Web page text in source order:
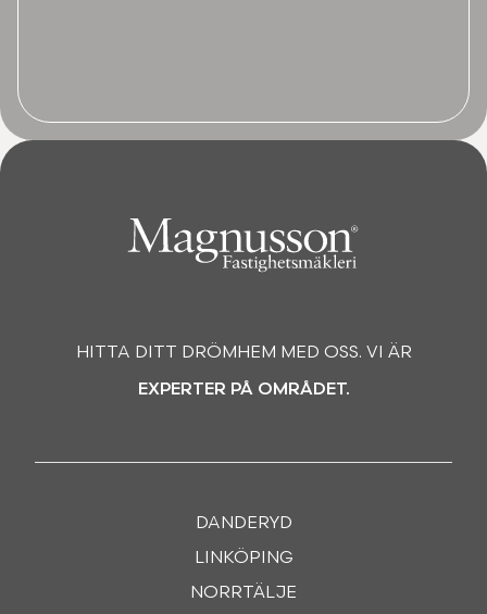
HITTA DITT DRÖMHEM MED OSS. VI ÄR
EXPERTER PÅ OMRÅDET.
DANDERYD
LINKÖPING
NORRTÄLJE